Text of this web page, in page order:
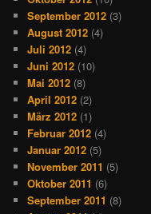
September 2012 (3)
August 2012 (4)
Juli 2012 (4)
Juni 2012 (10)
Mai 2012 (8)
April 2012 (2)
März 2012 (1)
Februar 2012 (4)
Januar 2012 (5)
November 2011 (5)
Oktober 2011 (6)
September 2011 (8)